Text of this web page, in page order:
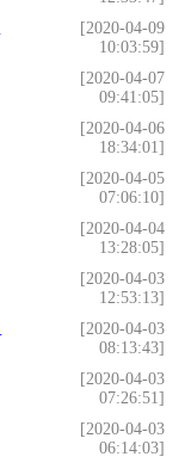
[2020-04-09
10:03:59]
[2020-04-07
09:41:05]
[2020-04-06
18:34:01]
[2020-04-05
07:06:10]
[2020-04-04
13:28:05]
[2020-04-03
12:53:13]
[2020-04-03
08:13:43]
[2020-04-03
07:26:51]
[2020-04-03
06:14:03]